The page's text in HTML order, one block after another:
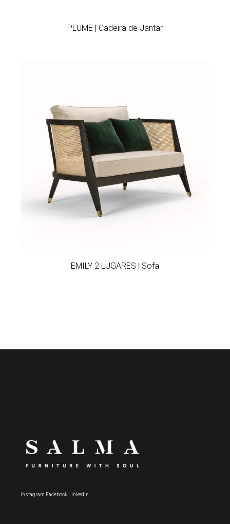
PLUME | Cadeira de Jantar
EMILY 2 LUGARES | Sofa
Instagram Facebook Linkedin